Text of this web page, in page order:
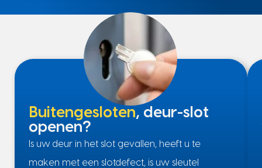
Buitengesloten, deur-slot
openen?
Is uw deur in het slot gevallen, heeft u te
maken met een slotdefect, is uw sleutel